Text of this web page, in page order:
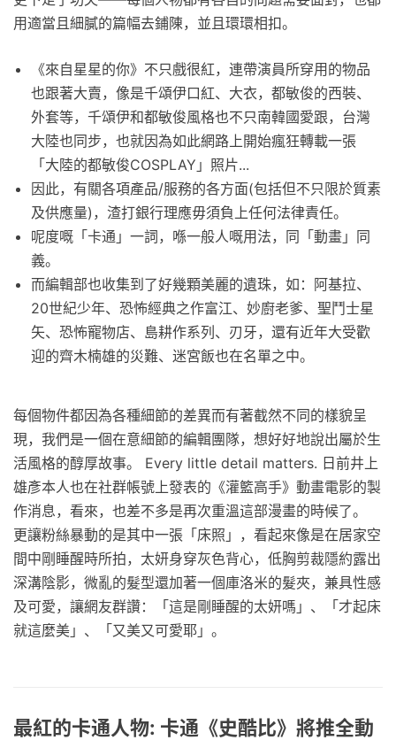
用適當且細膩的篇幅去鋪陳，並且環環相扣。
《來自星星的你》不只戲很紅，連帶演員所穿用的物品
也跟著大賣，像是千頌伊口紅、大衣，都敏俊的西裝、
外套等，千頌伊和都敏俊風格也不只南韓國愛跟，台灣
大陸也同步，也就因為如此網路上開始瘋狂轉載一張
「大陸的都敏俊COSPLAY」照片...
因此，有關各項產品/服務的各方面(包括但不只限於質素
及供應量)，渣打銀行理應毋須負上任何法律責任。
呢度嘅「卡通」一詞，喺一般人嘅用法，同「動畫」同
義。
而編輯部也收集到了好幾顆美麗的遺珠，如：阿基拉、
20世紀少年、恐怖經典之作富江、妙廚老爹、聖鬥士星
矢、恐怖寵物店、島耕作系列、刃牙，還有近年大受歡
迎的齊木楠雄的災難、迷宮飯也在名單之中。
每個物件都因為各種細節的差異而有著截然不同的樣貌呈
現，我們是一個在意細節的編輯團隊，想好好地說出屬於生
活風格的醇厚故事。 Every little detail matters. 日前井上
雄彥本人也在社群帳號上發表的《灌籃高手》動畫電影的製
作消息，看來，也差不多是再次重溫這部漫畫的時候了。
更讓粉絲暴動的是其中一張「床照」，看起來像是在居家空
間中剛睡醒時所拍，太妍身穿灰色背心，低胸剪裁隱約露出
深溝陰影，微亂的髮型還加著一個庫洛米的髮夾，兼具性感
及可愛，讓網友群讚：「這是剛睡醒的太妍嗎」、「才起床
就這麼美」、「又美又可愛耶」。
最紅的卡通人物: 卡通《史酷比》將推全動